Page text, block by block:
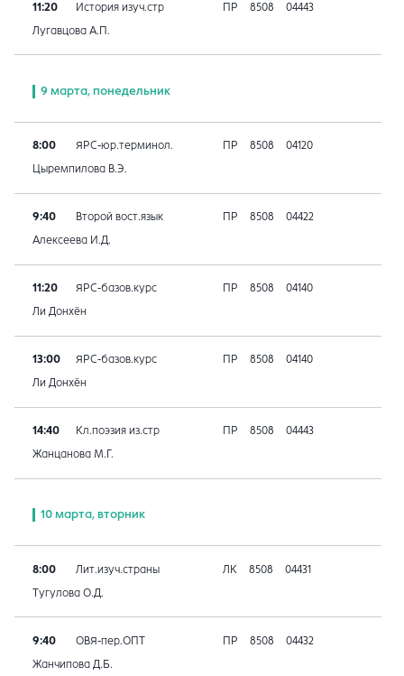
11:20 История изуч.стр ПР 8508 04443
Лугавцова А.П.
9 марта, понедельник
8:00 ЯРС-юр.терминол. ПР 8508 04120
Цыремпилова В.Э.
9:40 Второй вост.язык ПР 8508 04422
Алексеева И.Д.
11:20 ЯРС-базов.курс ПР 8508 04140
Ли Донхён
13:00 ЯРС-базов.курс ПР 8508 04140
Ли Донхён
14:40 Кл.поэзия из.стр ПР 8508 04443
Жанцанова М.Г.
10 марта, вторник
8:00 Лит.изуч.страны ЛК 8508 04431
Тугулова О.Д.
9:40 ОВЯ-пер.ОПТ ПР 8508 04432
Жанчипова Д.Б.